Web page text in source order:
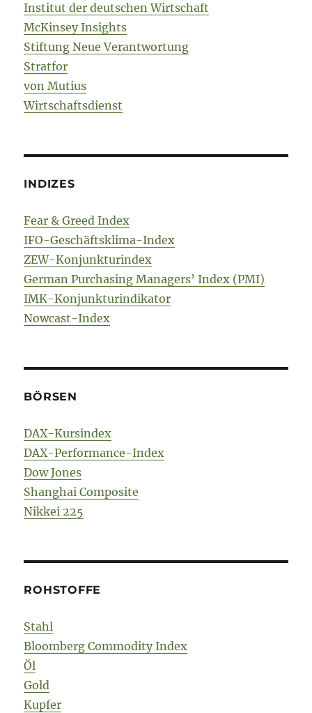
Institut der deutschen Wirtschaft
McKinsey Insights
Stiftung Neue Verantwortung
Stratfor
von Mutius
Wirtschaftsdienst
INDIZES
Fear & Greed Index
IFO-Geschäftsklima-Index
ZEW-Konjunkturindex
German Purchasing Managers’ Index (PMI)
IMK-Konjunkturindikator
Nowcast-Index
BÖRSEN
DAX-Kursindex
DAX-Performance-Index
Dow Jones
Shanghai Composite
Nikkei 225
ROHSTOFFE
Stahl
Bloomberg Commodity Index
Öl
Gold
Kupfer